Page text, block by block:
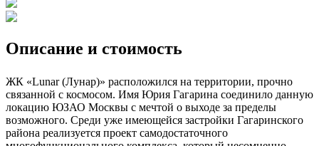
Описание и стоимость
ЖК «Lunar (Лунар)» расположился на территории, прочно
связанной с космосом. Имя Юрия Гагарина соединило данную
локацию ЮЗАО Москвы с мечтой о выходе за пределы
возможного. Среди уже имеющейся застройки Гагаринского
района реализуется проект самодостаточного